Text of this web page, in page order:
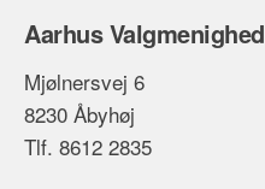
Aarhus Valgmenighed
Mjølnersvej 6
8230 Åbyhøj
Tlf. 8612 2835